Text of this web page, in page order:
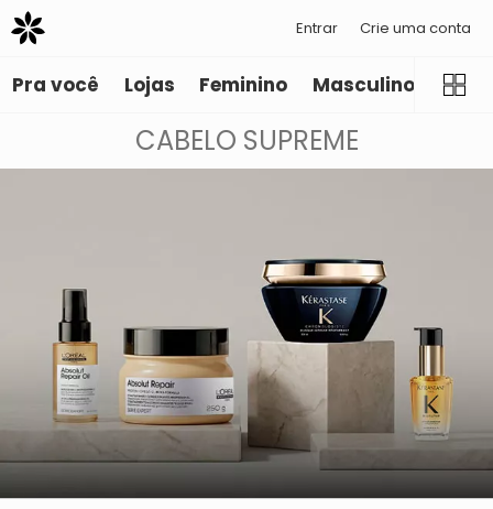
Entrar Crie uma conta
Pra você Lojas Feminino Masculino
CABELO SUPREME